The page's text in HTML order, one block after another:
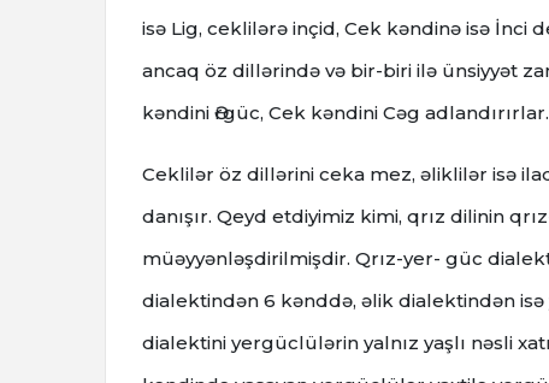
isə Lig, ceklilərə inçid, Cek kəndinə isə İnci
ancaq öz dillərində və bir-biri ilə ünsiyyət
kəndini Әrgüc, Cek kəndini Cəg
Ceklilər öz dillərini ceka mez, əliklilər isə
danışır. Qeyd etdiyimiz kimi, qrız dilinin
müəyyənləşdirilmişdir. Qrız-yer- güc
dialektindən 6 kənddə, əlik dialektindən
dialektini yergüclülərin yalnız yaşlı nəsli